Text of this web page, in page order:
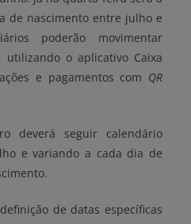
de nascimento entre julho e
poderão movimentar
utilizando o aplicativo Caixa
e pagamentos com QR
deverá seguir calendário
e variando a cada dia de
de datas específicas